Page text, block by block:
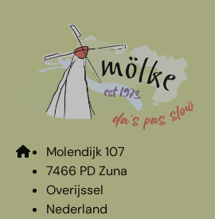
Molendijk 107
7466 PD Zuna
Overijssel
Nederland